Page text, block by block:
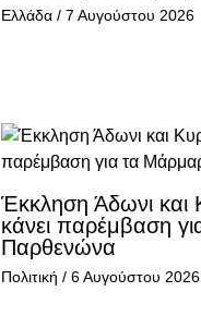
Ελλάδα / 7 Αυγούστου 2026
Έκκληση Άδωνι
κάνει παρέμβαση
Παρθενώνα
Πολιτική / 6 Αυγούστου 2026